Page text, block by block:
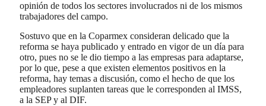
opinión de todos los sectores involucrados ni de los mismos
trabajadores del campo.
Sostuvo que en la Coparmex consideran delicado que la
reforma se haya publicado y entrado en vigor de un día para
otro, pues no se le dio tiempo a las empresas para adaptarse,
por lo que, pese a que existen elementos positivos en la
reforma, hay temas a discusión, como el hecho de que los
empleadores suplanten tareas que le corresponden al IMSS,
a la SEP y al DIF.